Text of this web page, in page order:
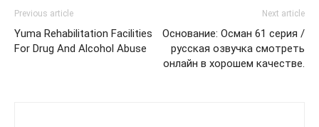
Previous article
Yuma Rehabilitation Facilities
For Drug And Alcohol Abuse
Next article
Основание: Осман 61 серия /
русская озвучка смотреть
онлайн в хорошем качестве.